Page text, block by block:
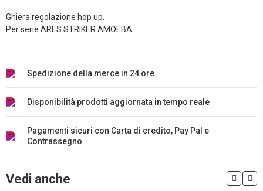
Ghiera regolazione hop up.
Per serie ARES STRIKER AMOEBA.
Spedizione della merce in 24 ore
Disponibilità prodotti aggiornata in tempo reale
Pagamenti sicuri con Carta di credito, Pay Pal e
Contrassegno
Vedi anche